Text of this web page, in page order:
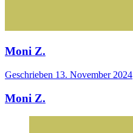
Moni Z.
Geschrieben 13. November 2024
Moni Z.